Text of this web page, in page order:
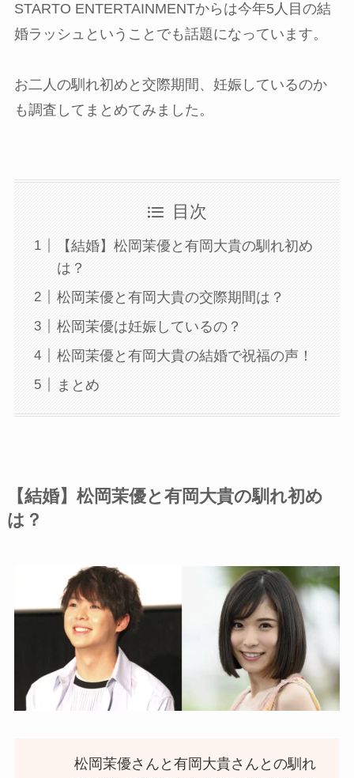
STARTO ENTERTAINMENTからは今年5人目の結
婚ラッシュということでも話題になっています。
お二人の馴れ初めと交際期間、妊娠しているのか
も調査してまとめてみました。
目次
【結婚】松岡茉優と有岡大貴の馴れ初め
は？
松岡茉優と有岡大貴の交際期間は？
松岡茉優は妊娠しているの？
松岡茉優と有岡大貴の結婚で祝福の声！
まとめ
【結婚】松岡茉優と有岡大貴の馴れ初め
は？
松岡茉優さんと有岡大貴さんとの馴れ